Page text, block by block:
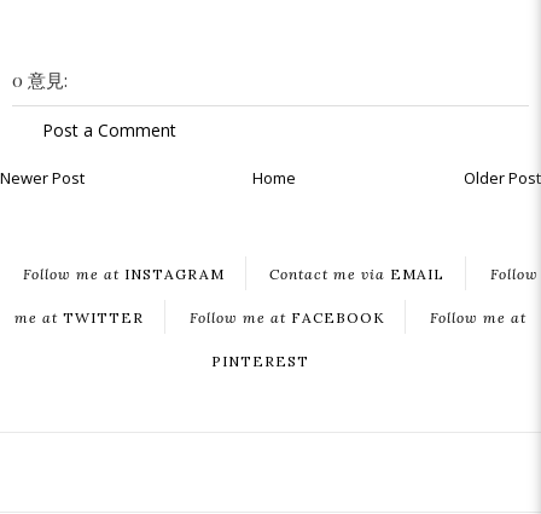
0 意見:
Post a Comment
Newer Post Older Post
Home
Follow me atINSTAGRAM Contact me via EMAIL Follow
me atTWITTER Follow me atFACEBOOK Follow me at
PINTEREST